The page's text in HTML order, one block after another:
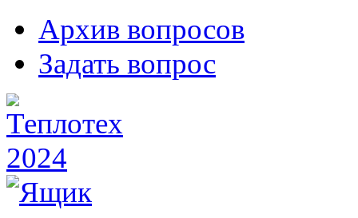
Архив вопросов
Задать вопрос